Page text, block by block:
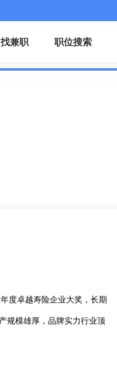
找兼职 职位搜索
度卓越寿险企业大奖，长期
规模雄厚，品牌实力行业顶